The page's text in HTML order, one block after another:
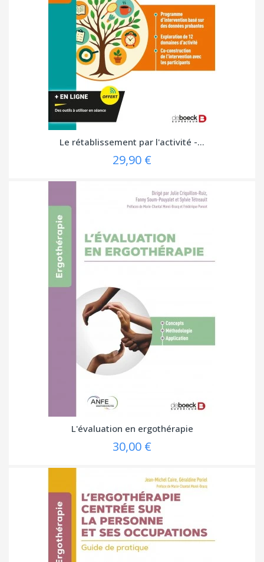
Le rétablissement par l'activité -...
29,90 €
L'évaluation en ergothérapie
30,00 €